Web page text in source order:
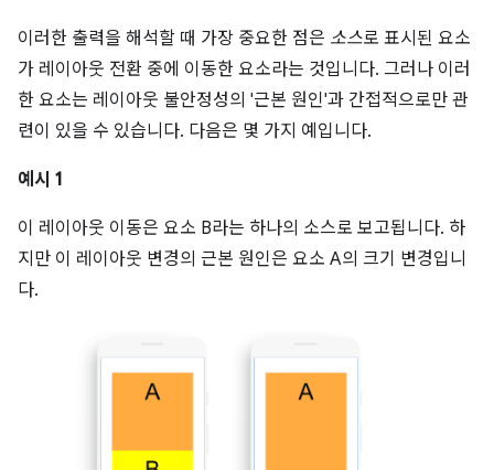
이러한 출력을 해석할 때 가장 중요한 점은 소스로 표시된 요소
가 레이아웃 전환 중에 이동한 요소라는 것입니다. 그러나 이러
한 요소는 레이아웃 불안정성의 '근본 원인'과 간접적으로만 관
련이 있을 수 있습니다. 다음은 몇 가지 예입니다.
예시 1
이 레이아웃 이동은 요소 B라는 하나의 소스로 보고됩니다. 하
지만 이 레이아웃 변경의 근본 원인은 요소 A의 크기 변경입니
다.